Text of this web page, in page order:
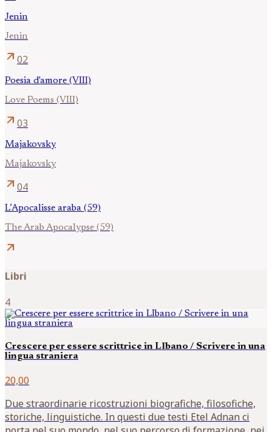
Jenin
Jenin
arrow_outward 02
Poesia d'amore (VIII)
Love Poems (VIII)
arrow_outward 03
Majakovsky
Majakovsky
arrow_outward 04
L’Apocalisse araba (59)
The Arab Apocalypse (59)
arrow_outward
Libri
4
Crescere per essere scrittrice in LIbano / Scrivere in una
lingua straniera
20,00
Due straordinarie ricostruzioni biografiche, filosofiche,
storiche, linguistiche. In questi due testi Etel Adnan ci